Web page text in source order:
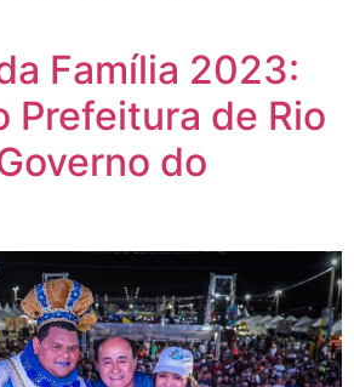
Família 2023:
Prefeitura de Rio
do